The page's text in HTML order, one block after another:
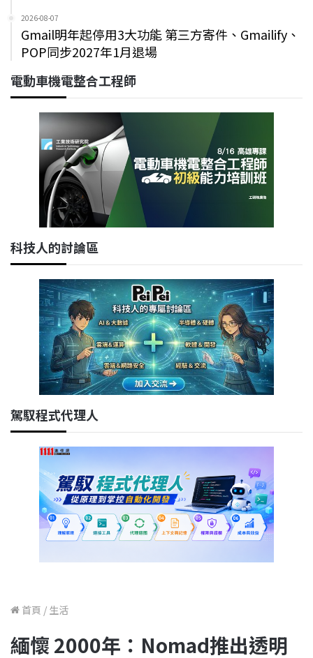
2026-08-07
Gmail明年起停用3大功能 第三方寄件、Gmailify、
POP同步2027年1月退場
電動車機電整合工程師
科技人的討論區
駕馭程式代理人